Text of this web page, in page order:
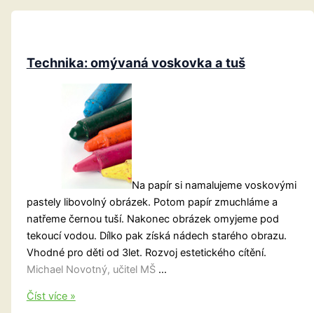
Technika: omývaná voskovka a tuš
Na papír si namalujeme voskovými
pastely libovolný obrázek. Potom papír zmuchláme a
natřeme černou tuší. Nakonec obrázek omyjeme pod
tekoucí vodou. Dílko pak získá nádech starého obrazu.
Vhodné pro děti od 3let. Rozvoj estetického cítění.
Michael Novotný, učitel MŠ…
Technika:
Číst více »